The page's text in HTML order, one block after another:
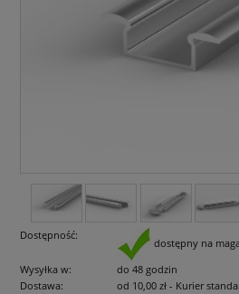
Dostępność:
dostępny na
Wysyłka w:
do 48 godzin
Dostawa:
od 10,00 zł - Kurier